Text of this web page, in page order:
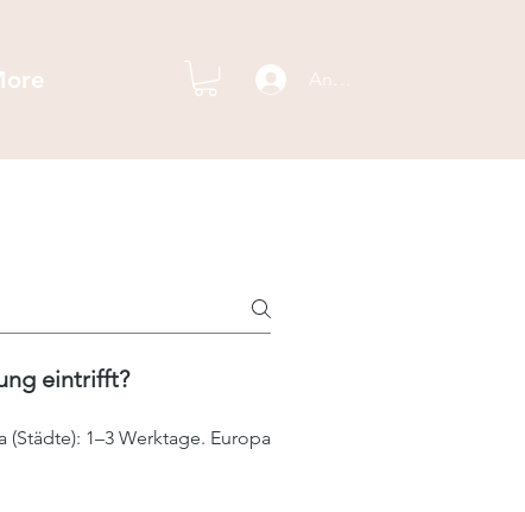
Anmelden
eintrifft?
(Städte): 1–3 Werktage. Europa